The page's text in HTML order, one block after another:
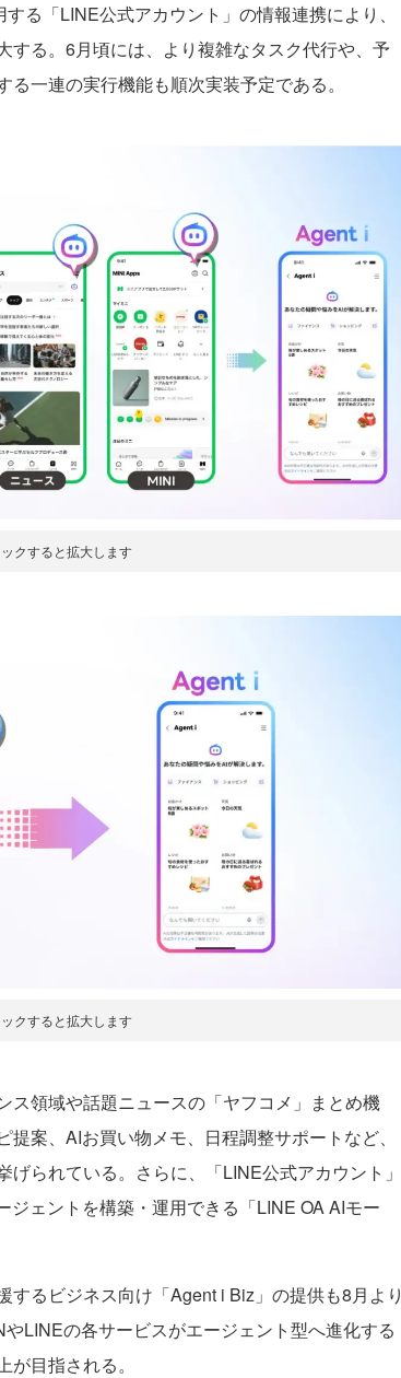
「LINE公式アカウント」の情報連携により、
する。6月頃には、より複雑なタスク代行や、予
一連の実行機能も順次実装予定である。
クすると拡大します
クすると拡大します
領域や話題ニュースの「ヤフコメ」まとめ機
案、AIお買い物メモ、日程調整サポートなど、
られている。さらに、「LINE公式アカウント」
ェントを構築・運用できる「LINE OA AIモー
るビジネス向け「Agent i Biz」の提供も8月より
LINEの各サービスがエージェント型へ進化する
目指される。